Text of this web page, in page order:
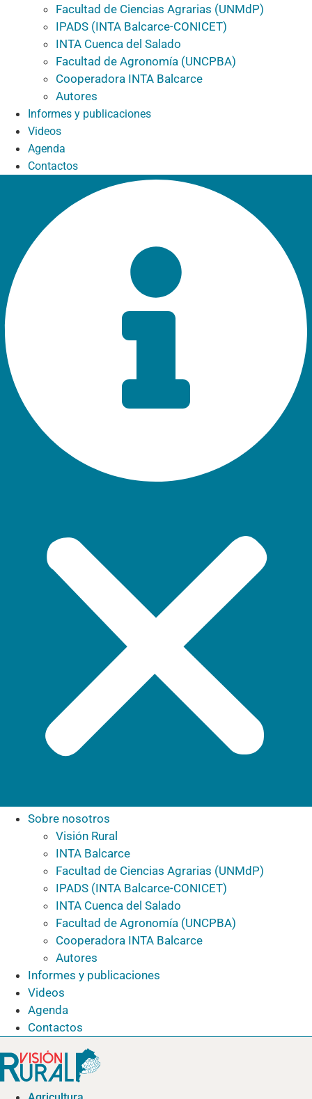
Facultad de Ciencias Agrarias (UNMdP)
IPADS (INTA Balcarce-CONICET)
INTA Cuenca del Salado
Facultad de Agronomía (UNCPBA)
Cooperadora INTA Balcarce
Autores
Informes y publicaciones
Videos
Agenda
Contactos
Sobre nosotros
Visión Rural
INTA Balcarce
Facultad de Ciencias Agrarias (UNMdP)
IPADS (INTA Balcarce-CONICET)
INTA Cuenca del Salado
Facultad de Agronomía (UNCPBA)
Cooperadora INTA Balcarce
Autores
Informes y publicaciones
Videos
Agenda
Contactos